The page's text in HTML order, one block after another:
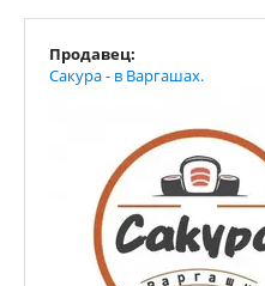
Продавец:
Сакура - в Варгашах.